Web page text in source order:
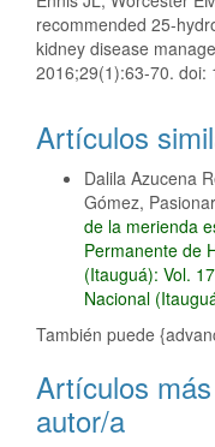
recommended 25-
kidney disease
2016;29(1):63-70. doi:
Artículos
Dalila Azucena
Gómez,
de la merienda
Permanente de
(Itauguá): Vol.
Nacional
También puede
Artículos
autor/a